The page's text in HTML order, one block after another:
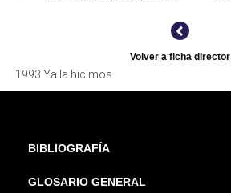
Volver a ficha director
1993 Ya la hicimos
BIBLIOGRAFÍA
GLOSARIO GENERAL